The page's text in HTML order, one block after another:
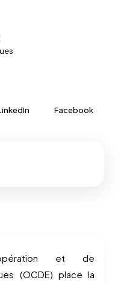
Facebook
(OCDE) place la